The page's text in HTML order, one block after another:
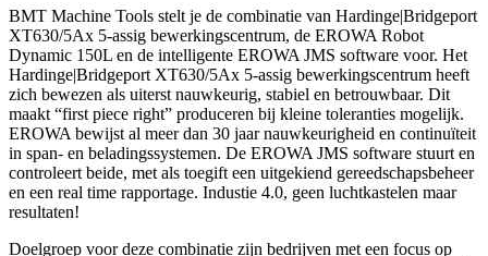
BMT Machine Tools stelt je de combinatie van Hardinge|Bridgeport
XT630/5Ax 5-assig bewerkingscentrum, de EROWA Robot
Dynamic 150L en de intelligente EROWA JMS software voor. Het
Hardinge|Bridgeport XT630/5Ax 5-assig bewerkingscentrum heeft
zich bewezen als uiterst nauwkeurig, stabiel en betrouwbaar. Dit
maakt “first piece right” produceren bij kleine toleranties mogelijk.
EROWA bewijst al meer dan 30 jaar nauwkeurigheid en continuïteit
in span- en beladingssystemen. De EROWA JMS software stuurt en
controleert beide, met als toegift een uitgekiend gereedschapsbeheer
en een real time rapportage. Industie 4.0, geen luchtkastelen maar
resultaten!
Doelgroep voor deze combinatie zijn bedrijven met een focus op